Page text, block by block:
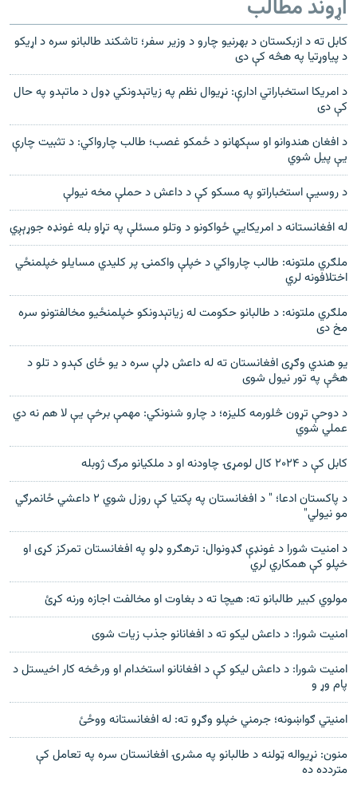
اړوند مطالب
کابل ته د ازبکستان د بهرنیو چارو د وزیر سفر؛ تاشکند طالبانو سره د اړیکو
د پياوړتیا په هڅه کې دی
د امریکا استخباراتي ادارې: نړیوال نظم په زیاتېدونکي ډول د ماتېدو په حال
کې دی
د افغان هندوانو او سېکهانو د ځمکو غصب؛ طالب چارواکي: د تثبیت چارې
یې پیل شوي
د روسیې استخباراتو په مسکو کې د داعش د حملې مخه نیولې
له افغانستانه د امریکايي ځواکونو د وتلو مسئلې په تړاو بله غونډه جوړېږي
ملګري ملتونه: طالب چارواکي د خپلې واکمنۍ پر کلیدي مسایلو خپلمنځي
اختلافونه لري
ملګري ملتونه: د طالبانو حکومت له زياتېدونکو خپلمنځيو مخالفتونو سره
مخ دی
یو هندي وګړی افغانستان ته له داعش ډلې سره د یو ځای کېدو د تلو د
هڅې په تور نیول شوی
د دوحې تړون څلورمه کلیزه؛ د چارو شنونکي: مهمې برخې یې لا هم نه دي
عملي شوي
کابل کې د ۲۰۲۴ کال لومړۍ چاودنه او د ملکیانو مرګ ژوبله
د پاکستان ادعا؛ " د افغانستان په پکتیا کې روزل شوي ۲ داعشي ځانمرګي
مو نیولي"
د امنیت شورا د غونډې ګډونوال: ترهګرو ډلو په افغانستان تمرکز کړی او
خپلو کې همکاري لري
مولوي کبیر طالبانو ته: هیچا ته د بغاوت او مخالفت اجازه ورنه کړئ
امنیت شورا: د داعش لیکو ته د افغانانو جذب زیات شوی
امنیت شورا: د داعش لیکو کې د افغانانو استخدام او ورڅخه کار اخیستل د
پام وړ و
امنیتي ګواښونه؛ جرمني خپلو وګړو ته: له افغانستانه ووځئ
منون: نړیواله ټولنه د طالبانو په مشرۍ افغانستان سره په تعامل کې
متردده ده